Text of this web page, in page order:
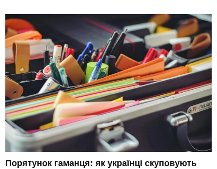
Порятунок гаманця: як українці скуповують